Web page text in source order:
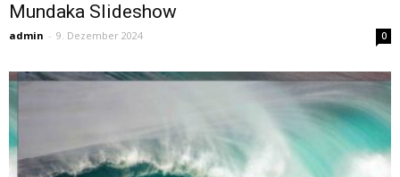
Mundaka Slideshow
admin - 9. Dezember 2024 0